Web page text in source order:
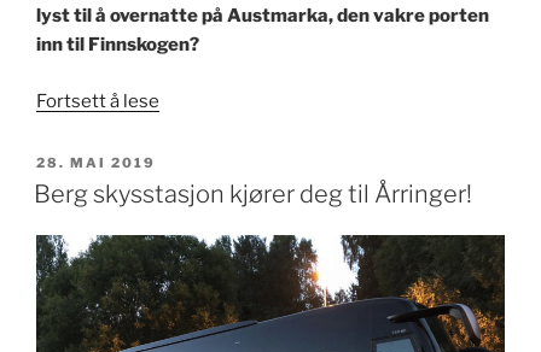
lyst til å overnatte på Austmarka, den vakre porten
inn til Finnskogen?
Fortsett å lese
til
juni
2019»
PUBLISERT
28. MAI 2019
Berg skysstasjon kjører deg til Årringer!